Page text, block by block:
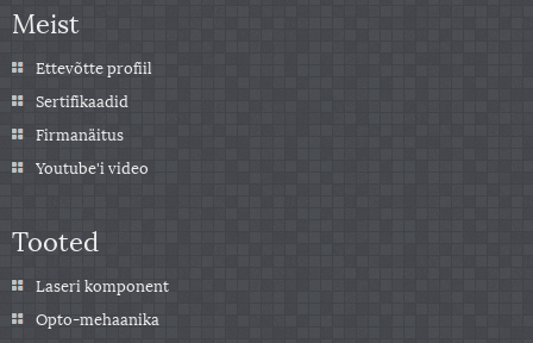
Meist
Ettevõtte profiil
Sertifikaadid
Firmanäitus
Youtube'i video
Tooted
Laseri komponent
Opto-mehaanika